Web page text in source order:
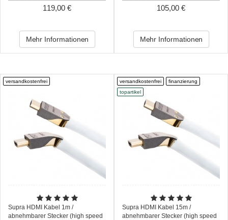
119,00 €
Mehr Informationen
105,00 €
Mehr Informationen
versandkostenfrei
Supra HDMI Kabel 1m /
abnehmbarer Stecker (high speed
versandkostenfrei
finanzierung
topartikel
Supra HDMI Kabel 15m /
abnehmbarer Stecker (high speed